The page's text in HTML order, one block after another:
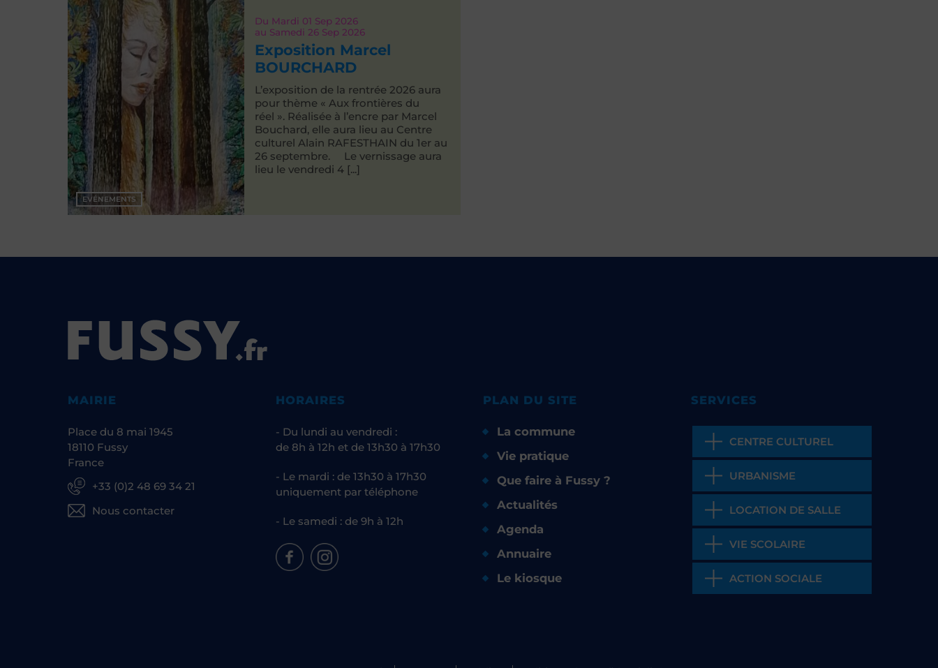
EVÉNEMENTS
Du Mardi 01 Sep 2026
au Samedi 26 Sep 2026
Exposition Marcel
BOURCHARD
L’exposition de la rentrée 2026 aura
pour thème « Aux frontières du
réel ». Réalisée à l’encre par Marcel
Bouchard, elle aura lieu au Centre
culturel Alain RAFESTHAIN du 1er au
26 septembre. Le vernissage aura
lieu le vendredi 4 [...]
MAIRIE
Place du 8 mai 1945
18110 Fussy
France
+33 (0)2 48 69 34 21
Nous contacter
HORAIRES
- Du lundi au vendredi :
de 8h à 12h et de 13h30 à 17h30
- Le mardi : de 13h30 à 17h30
uniquement par téléphone
- Le samedi : de 9h à 12h
PLAN DU SITE
La commune
Vie pratique
Que faire à Fussy ?
Actualités
Agenda
Annuaire
Le kiosque
SERVICES
CENTRE CULTUREL
URBANISME
LOCATION DE SALLE
VIE SCOLAIRE
ACTION SOCIALE